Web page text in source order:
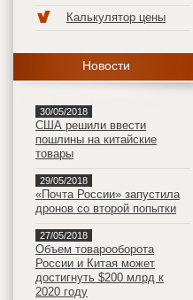
Калькулятор цены
Новости
30/05/2018
США решили ввести
пошлины на китайские
товары
29/05/2018
«Почта России» запустила
дронов со второй попытки
27/05/2018
Объем товарооборота
России и Китая может
достигнуть $200 млрд к
2020 году